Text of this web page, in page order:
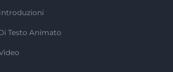
Testo Animato